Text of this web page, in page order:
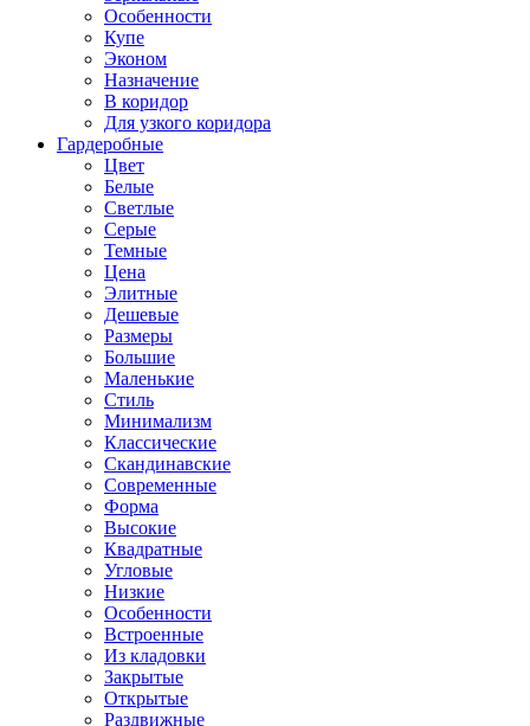
Особенности
Купе
Эконом
Назначение
В коридор
Для узкого коридора
Гардеробные
Цвет
Белые
Светлые
Серые
Темные
Цена
Элитные
Дешевые
Размеры
Большие
Маленькие
Стиль
Минимализм
Классические
Скандинавские
Современные
Форма
Высокие
Квадратные
Угловые
Низкие
Особенности
Встроенные
Из кладовки
Закрытые
Открытые
Раздвижные